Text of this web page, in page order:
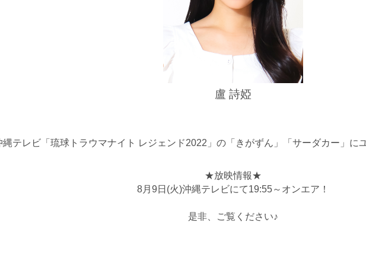
盧 詩婭
縄テレビ「琉球トラウマナイト レジェンド2022」の「きがずん 」「サーダカー」 に
★放映情報★
8月9日(火)沖縄テレビにて19:55～オンエア！
是非、ご覧ください♪